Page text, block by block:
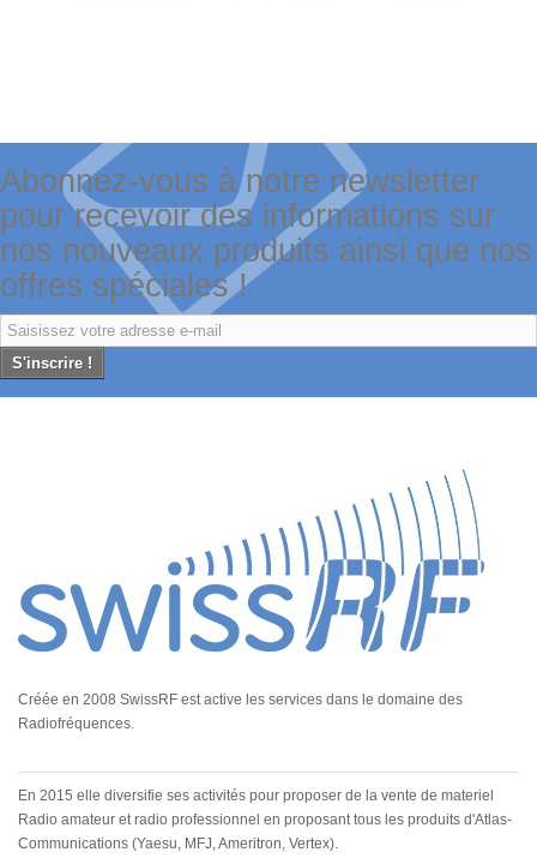
Abonnez-vous à notre newsletter
pour recevoir des informations sur
nos nouveaux produits ainsi que nos
offres spéciales !
S'inscrire !
Créée en 2008 SwissRF est active les services dans le domaine des
Radiofréquences.
En 2015 elle diversifie ses activités pour proposer de la vente de materiel
Radio amateur et radio professionnel en proposant tous les produits d'Atlas-
Communications (Yaesu, MFJ, Ameritron, Vertex).